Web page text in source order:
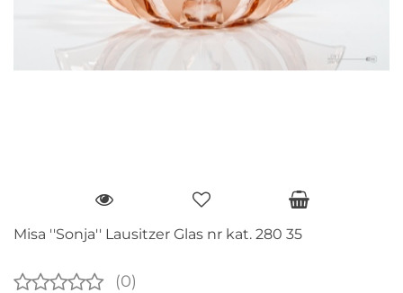
Misa ''Sonja'' Lausitzer Glas nr kat. 280 35
(0)